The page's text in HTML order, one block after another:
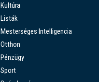
Kultúra
Listák
Mesterséges Intelligencia
Otthon
Pénzügy
Sport